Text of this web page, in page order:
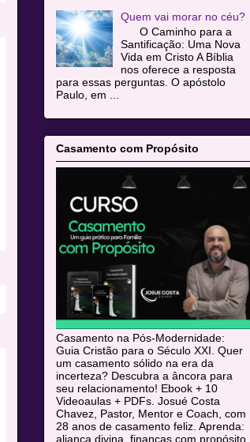
Quem vai morar no céu?
O Caminho para a
Santificação: Uma Nova
Vida em Cristo A Bíblia
nos oferece a resposta
para essas perguntas. O apóstolo
Paulo, em ...
Casamento com Propósito
Casamento na Pós-Modernidade:
Guia Cristão para o Século XXI. Quer
um casamento sólido na era da
incerteza? Descubra a âncora para
seu relacionamento! Ebook + 10
Videoaulas + PDFs. Josué Costa
Chavez, Pastor, Mentor e Coach, com
28 anos de casamento feliz. Aprenda:
aliança divina, finanças com propósito,